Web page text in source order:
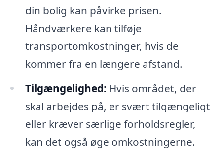
din bolig kan påvirke prisen.
Håndværkere kan tilføje
transportomkostninger, hvis de
kommer fra en længere afstand.
Tilgængelighed: Hvis området, der
skal arbejdes på, er svært tilgængeligt
eller kræver særlige forholdsregler,
kan det også øge omkostningerne.